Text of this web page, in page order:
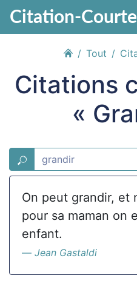
Citation-
Tout
Citations
«
On peut grandir, et
pour sa maman on
enfant.
Jean Gastaldi